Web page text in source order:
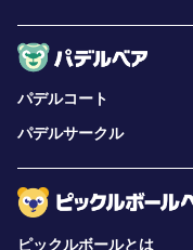
パデルコート
パデルサークル
ピックルボールとは